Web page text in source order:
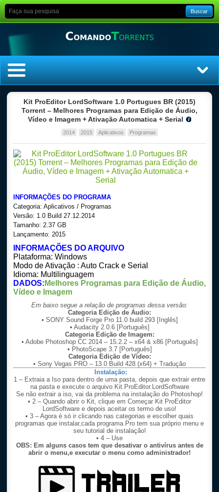
Buscar
Top Filmes
Top Séries
Filmes
Legendado
Kit ProEditor LordSoftware 1.0 Portugues BR (2015)
Torrent – Melhores Programas para Edição de Áudio,
Vídeo e Imagem + Ativação Automatica + Serial
2014 2015 Aplicativos Programas
INFORMAÇÕES DO PROGRAMA
Categoria: Aplicativos / Programas
Versão: 1.0 Build 27.12.2014
Tamanho: 2.37 GB
Lançamento: 2015
INFORMAÇÕES DO ARQUIVO
Plataforma: Windows
Modo de Ativação : Auto Crack e Serial
Idioma: Multilinguagem
DADOS: Melhores Programas para Edição de Áudio,
Vídeo e Imagem
Em baixo segue a relação de programas dessa versão:
Categoria Edição de Áudio:
• SONY Sound Forge Pro 11.0 build 293 [Inglês]
• Audacity 2.0.6 [Português]
Categoria Edição de Imagem:
• Adobe Photoshop CC 2014 – 15.2.2 – x64 & x86 [Português]
• PhotoScape 3.7 [Português]
Categoria Edição de Vídeo:
• Sony Vegas PRO – 13.0 Build 428 (x64) + Tradução
Instalação:
1 – Extraia a Iso para dentro de uma pasta, depois que extrair entre
na pasta e execute o arquivo Kit.ProEditor.LordSoftware
Se não extrair a iso, vai da problema na instalação do Photoshop!
• 2 – Quando abrir o Kit, clique em Começar Kit ProEditor
LordSoftware e depois aceitar os termo de uso!
• 3 – Agora é só ir clicando nas categorias e escolher quais
programas que instalar,cada programa Pro tem sua próprio menu e
seu tutorial de instalação!
• 4 – Use
OBS: Em alguns casos tem que desativar o antivírus antes de
abrir o menu,e executar o menu como administrador!